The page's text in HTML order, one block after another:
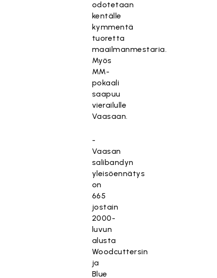
odotetaan
kentälle
kymmentä
tuoretta
maailmanmestaria.
Myös
MM-
pokaali
saapuu
vierailulle
Vaasaan.
-
Vaasan
salibandyn
yleisöennätys
on
665
jostain
2000-
luvun
alusta
Woodcuttersin
ja
Blue